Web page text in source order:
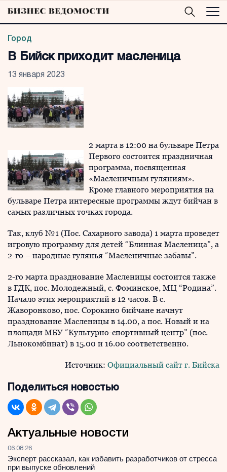
Город
В Бийск приходит масленица
13 января 2023
2 марта в 12:00 на бульваре Петра
Первого состоится праздничная
программа, посвященная
«Масленичным гуляниям».
Кроме главного мероприятия на
бульваре Петра интересные программы ждут бийчан в
самых различных точках города.
Так, клуб №1 (Пос. Сахарного завода) 1 марта проведет
игровую программу для детей “Блинная Масленица”, а
2-го – народные гулянья “Масленичные забавы”.
2-го марта празднование Масленицы состоится также
в ГДК, пос. Молодежный, с. Фоминское, МЦ “Родина”.
Начало этих мероприятий в 12 часов. В с.
Жаворонково, пос. Сорокино бийчане начнут
празднование Масленицы в 14.00, а пос. Новый и на
площади МБУ “Культурно-спортивный центр” (пос.
Льнокомбинат) в 15.00 и 16.00 соответственно.
Источник: Официальный сайт г. Бийска
Поделиться новостью
Актуальные новости
06.08.26
Эксперт рассказал, как избавить разработчиков от стресса
при выпуске обновлений